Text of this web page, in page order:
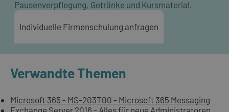
Pausenverpflegung, Getränke und Kursmaterial.
Individuelle Firmenschulung anfragen
Verwandte Themen
Microsoft 365 - MS-203T00 - Microsoft 365 Messaging